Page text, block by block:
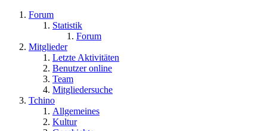
Forum
Statistik
Forum
Mitglieder
Letzte Aktivitäten
Benutzer online
Team
Mitgliedersuche
Tchino
Allgemeines
Kultur